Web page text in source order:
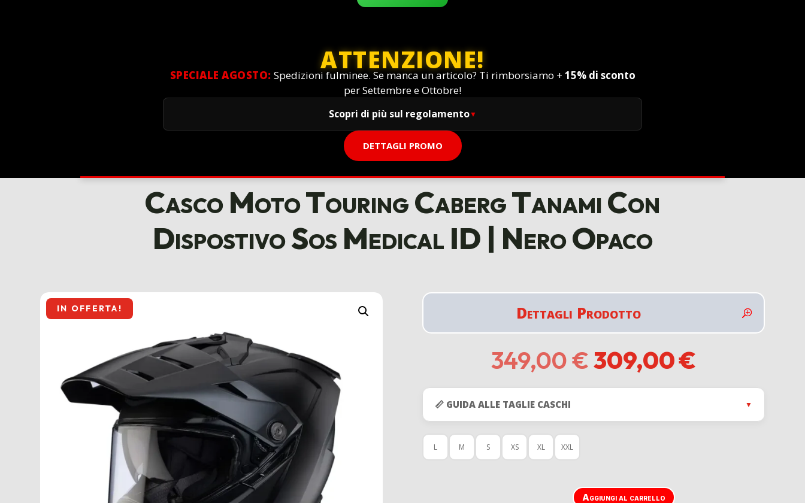
ATTENZIONE!
SPECIALE AGOSTO: Spedizioni fulminee. Se manca un articolo? Ti rimborsiamo + 15% di sconto
per Settembre e Ottobre!
Scopri di più sul regolamento
DETTAGLI PROMO
Casco Moto Touring Caberg Tanami Con
Dispostivo Sos Medical ID | Nero Opaco
IN OFFERTA! Dettagli Prodotto
349,00€Il
prezzo
originale
349,00 €.
309,00€
attuale
309,00 €.
📏 GUIDA ALLE TAGLIE CASCHI ▼
L M S XS XL XXL
Aggiungi al carrello